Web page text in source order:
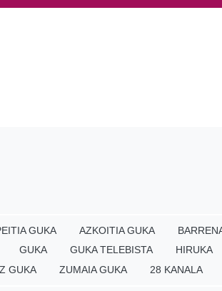
GUKA AZKOITIA GUKA
GUKA GUKA TELEBISTA
HIRUKA
GUKA ZUMAIA GUKA 28 KANALA